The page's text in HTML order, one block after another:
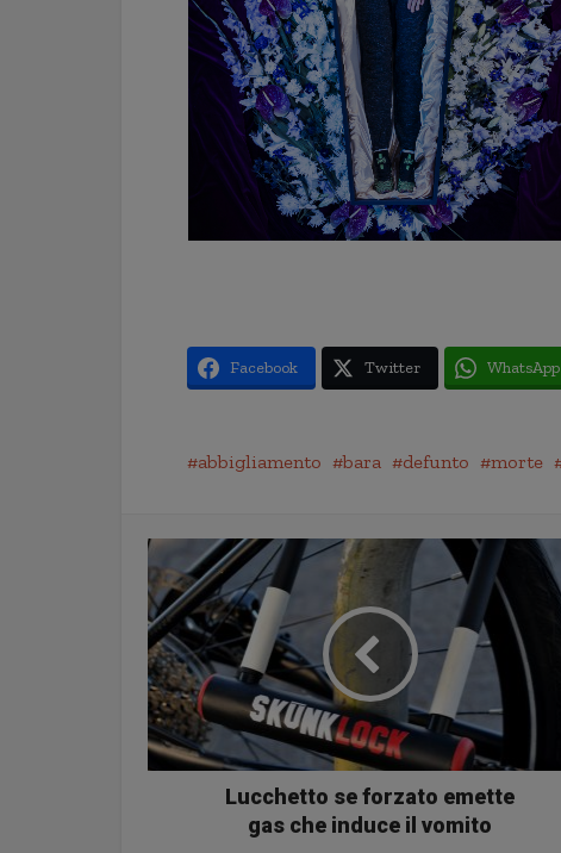
Facebook Twitter WhatsApp
abbigliamento bara defunto morte
Lucchetto se forzato emette
gas che induce il vomito